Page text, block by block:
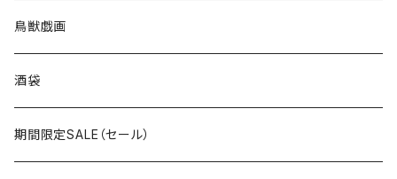
ROUTE100～199号線
ROUTE 0～99号線
ROUTE 100～199号線
キャップ
ROUTE 0～99号線
ROUTE 100～199号線
青森県
岩手県
宮城県
ステッカー
鳥獣戯画
酒袋
期間限定SALE（セール）